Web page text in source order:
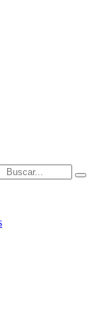
Introduce términos de